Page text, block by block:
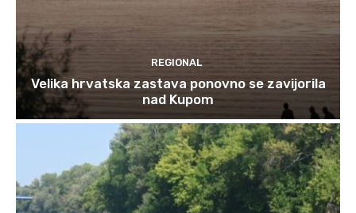
REGIONAL
Velika hrvatska zastava ponovno se zavijorila
nad Kupom